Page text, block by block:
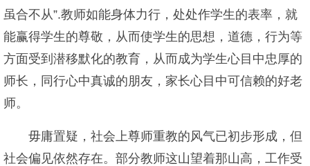
虽合不从”.教师如能身体力行，处处作学生的表率，就
能赢得学生的尊敬，从而使学生的思想，道德，行为等
方面受到潜移默化的教育，从而成为学生心目中忠厚的
师长，同行心中真诚的朋友，家长心目中可信赖的好老
师。
毋庸置疑，社会上尊师重教的风气已初步形成，但
社会偏见依然存在。部分教师这山望着那山高，工作受